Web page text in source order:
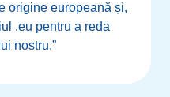
origine europeană și,
.eu pentru a reda
nostru.”